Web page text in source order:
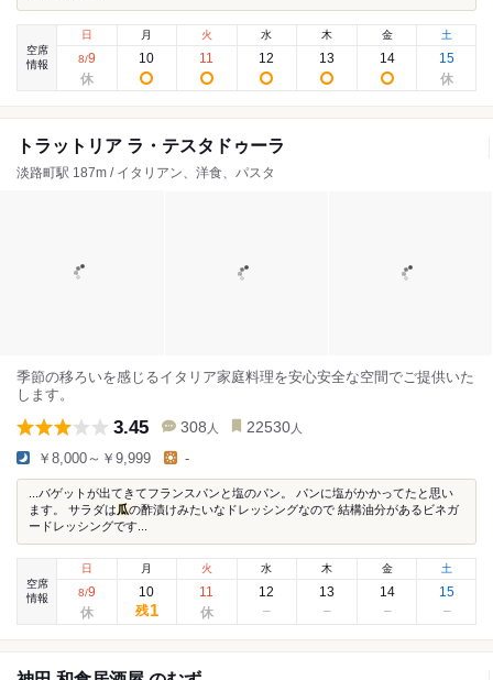
空席
情報
日
8/9
月
10
火
11
水
12
木
13
金
14
土
15
トラットリア ラ・テスタドゥーラ
淡路町駅 187m / イタリアン、洋食、パスタ
季節の移ろいを感じるイタリア家庭料理を安心安全な空間でご提供いた
します。
3.45 308 人 22530 人
￥8,000～￥9,999 -
...バゲットが出てきてフランスパンと塩のパン。 パンに塩がかかってたと思い
ます。 サラダは 瓜の酢漬けみたいなドレッシングなので 結構油分があるビネガ
ードレッシングです...
空席
情報
日
8/9
月
10
残1
火
11
水
12
木
13
金
14
土
15